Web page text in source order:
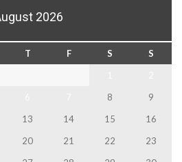
2026
T F S
S
8
9
13 14 15
16
20 21 22
23